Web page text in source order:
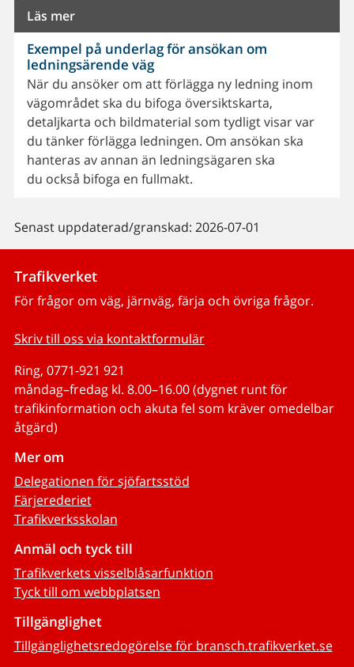
Läs mer
Exempel på underlag för ansökan om
ledningsärende väg
När du ansöker om att förlägga ny ledning inom
vägområdet ska du bifoga översiktskarta,
detaljkarta och bildmaterial som tydligt visar var
du tänker förlägga ledningen. Om ansökan ska
hanteras av annan än ledningsägaren ska
du också bifoga en fullmakt.
Senast uppdaterad/granskad: 2026-07-01
Trafikverket
För frågor om väg, järnväg, färja och övriga frågor.
Skriv till oss via kontaktformulär
Ring, 0771-921 921
måndag–fredag kl. 8.00–16.00 (dygnet runt för
trafikinformation och akuta fel som kräver omedelbar
åtgärd)
Mer om
Delegationen för sjöfartsstöd
Färjerederiet
Trafikverksskolan
Anmäl och tyck till
Trafikverkets visselblåsarfunktion
Tyck till om webbplatsen
Tillgänglighet
Tillgänglighetsredogörelse för bransch.trafikverket.se